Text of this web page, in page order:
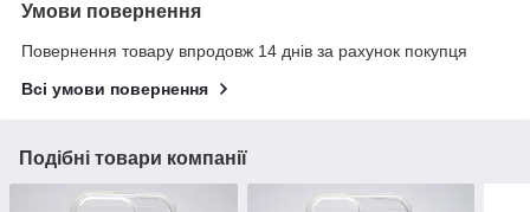
Умови повернення
Повернення товару впродовж 14 днів за рахунок покупця
Всі умови повернення
Подібні товари компанії